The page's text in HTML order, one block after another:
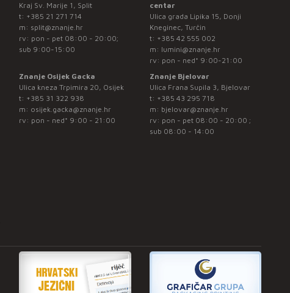
Kraj Sv. Marije 1, Split
t: +385 21 271 714
m: split@znanje.hr
rv: pon - pet 08:00 - 20:00;
sub 9:00-15:00
centar
Ulica grada Lipika 15, Donji
Kneginec, Turčin
t: +385 42 555 002
m: lumini@znanje.hr
rv: pon - ned* 9:00-21:00
Znanje Osijek Gacka
Ulica kneza Trpimira 20, Osijek
t: +385 31 322 938
m: osijek.gacka@znanje.hr
rv: pon - ned* 9:00 - 21:00
Znanje Bjelovar
Ulica Frana Supila 3, Bjelovar
t: +385 43 295 718
m: bjelovar@znanje.hr
rv: pon - pet 08:00 - 20:00 ;
sub 08:00 - 14:00